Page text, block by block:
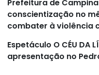
Prefeitura de
conscientização no
combater à violência
Espetáculo O CÉU DA
apresentação no